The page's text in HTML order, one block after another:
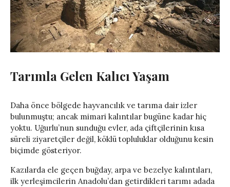
Tarımla Gelen Kalıcı Yaşam
Daha önce bölgede hayvancılık ve tarıma dair izler
bulunmuştu; ancak mimari kalıntılar bugüne kadar hiç
yoktu. Uğurlu’nun sunduğu evler, ada çiftçilerinin kısa
süreli ziyaretçiler değil, köklü topluluklar olduğunu kesin
biçimde gösteriyor.
Kazılarda ele geçen buğday, arpa ve bezelye kalıntıları,
ilk yerleşimcilerin Anadolu’dan getirdikleri tarımı adada